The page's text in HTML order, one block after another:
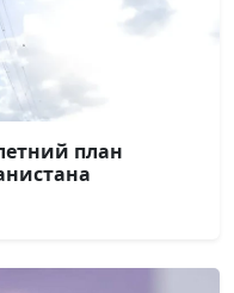
план